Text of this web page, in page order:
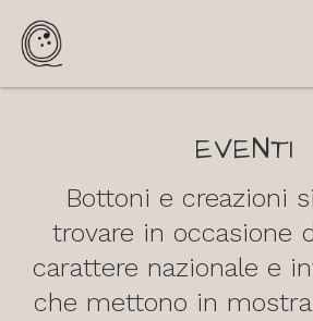
EVENTI
Bottoni e creazioni
trovare in occasione
carattere nazionale e
che mettono in mostra